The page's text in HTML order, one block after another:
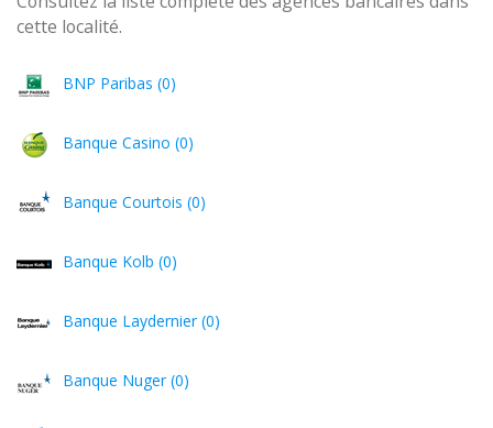
cette localité.
BNP Paribas (0)
Banque Casino (0)
Banque Courtois (0)
Banque Kolb (0)
Banque Laydernier (0)
Banque Nuger (0)